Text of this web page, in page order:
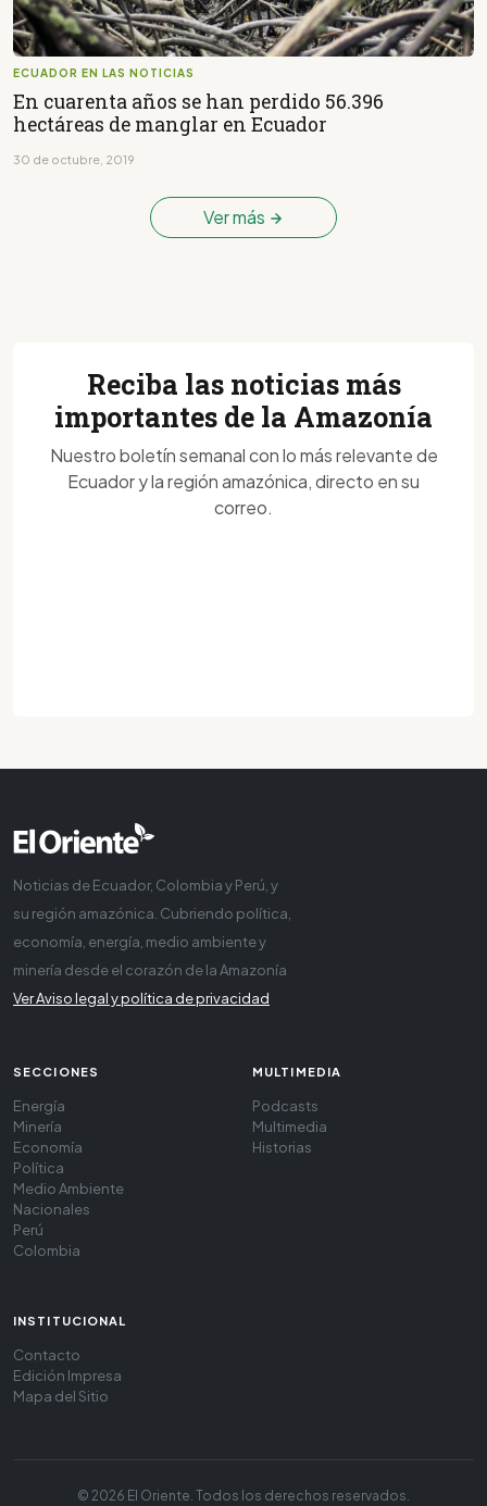
ECUADOR EN LAS NOTICIAS
En cuarenta años se han perdido 56.396
hectáreas de manglar en Ecuador
30 de octubre, 2019
Ver más
Reciba las noticias más
importantes de la Amazonía
Nuestro boletín semanal con lo más relevante de
Ecuador y la región amazónica, directo en su
correo.
Noticias de Ecuador, Colombia y Perú, y
su región amazónica. Cubriendo política,
economía, energía, medio ambiente y
minería desde el corazón de la Amazonía
Ver Aviso legal y política de privacidad
SECCIONES
Energía
Minería
Economía
Política
Medio Ambiente
Nacionales
Perú
Colombia
MULTIMEDIA
Podcasts
Multimedia
Historias
INSTITUCIONAL
Contacto
Edición Impresa
Mapa del Sitio
© 2026 El Oriente. Todos los derechos reservados.